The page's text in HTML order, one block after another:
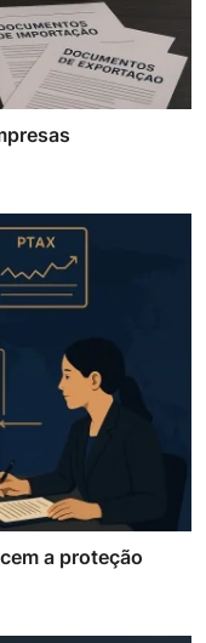
a proteção